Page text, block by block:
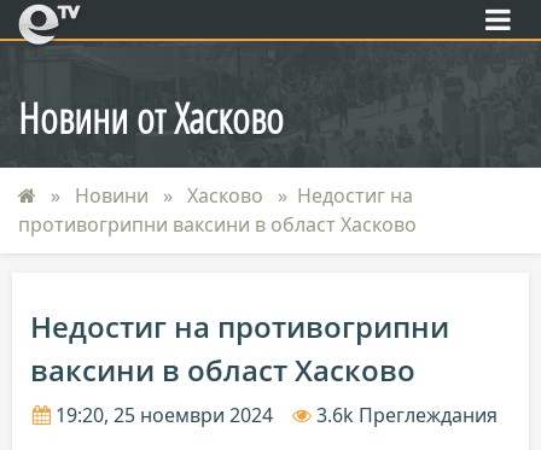
eTV
Новини от Хасково
Новини Хасково
Недостиг на
противогрипни ваксини в област Хасково
Недостиг на противогрипни
ваксини в област Хасково
19:20, 25 ноември 2024 3.6k Преглеждания